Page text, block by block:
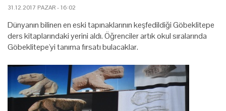
31.12.2017 PAZAR - 16:02
Dünyanın bilinen en eski tapınaklarının keşfedildiği Göbeklitepe
ders kitaplarındaki yerini aldı. Öğrenciler artık okul sıralarında
Göbeklitepe'yi tanıma fırsatı bulacaklar.